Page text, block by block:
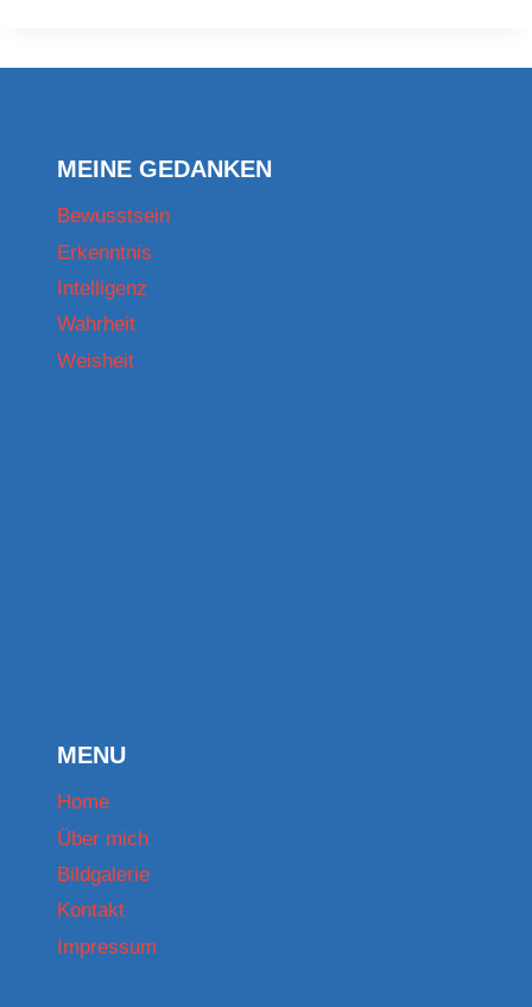
STOIZISMUS
MEINE GEDANKEN
Bewusstsein
Erkenntnis
Intelligenz
Wahrheit
Weisheit
MENU
Home
Über mich
Bildgalerie
Kontakt
Impressum